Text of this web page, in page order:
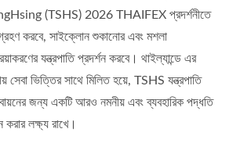
(TSHS) 2026 THAIFEX প্রদর্শনীতে
করবে, সাইক্লোন শুকানোর এবং মশলা
যন্ত্রপাতি প্রদর্শন করবে। থাইল্যান্ডে এর
সেবা ভিত্তির সাথে মিলিত হয়ে, TSHS যন্ত্রপাতি
জন্য একটি আরও নমনীয় এবং ব্যবহারিক পদ্ধতি
করার লক্ষ্য রাখে।